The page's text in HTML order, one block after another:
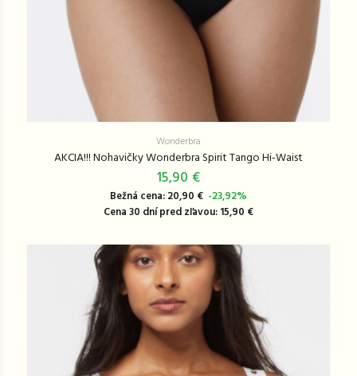
Wonderbra
AKCIA!!! Nohavičky Wonderbra Spirit Tango Hi-Waist
15,90 €
Bežná cena: 20,90 € -23,92%
Cena 30 dní pred zľavou: 15,90 €